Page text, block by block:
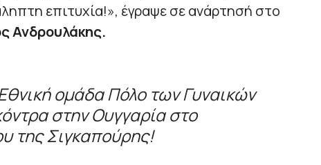
επιτυχία!», έγραψε σε ανάρτησή στο
Ανδρουλάκης.
ομάδα Πόλο των Γυναικών
στην Ουγγαρία στο
της Σιγκαπούρης!